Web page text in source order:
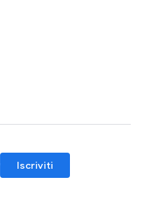
Iscriviti